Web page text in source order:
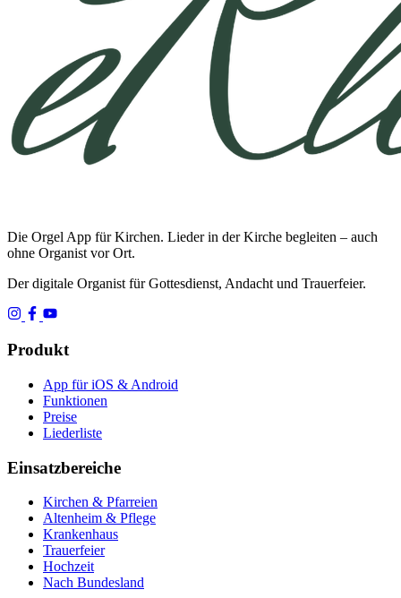
Die Orgel App für Kirchen. Lieder in der Kirche begleiten – auch
ohne Organist vor Ort.
Der digitale Organist für Gottesdienst, Andacht und Trauerfeier.
Produkt
App für iOS & Android
Funktionen
Preise
Liederliste
Einsatzbereiche
Kirchen & Pfarreien
Altenheim & Pflege
Krankenhaus
Trauerfeier
Hochzeit
Nach Bundesland